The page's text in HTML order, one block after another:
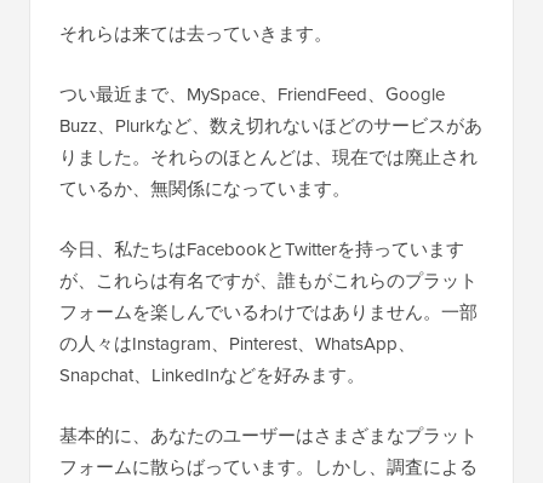
それらは来ては去っていきます。
つい最近まで、MySpace、FriendFeed、Google
Buzz、Plurkなど、数え切れないほどのサービスがあ
りました。それらのほとんどは、現在では廃止され
ているか、無関係になっています。
今日、私たちはFacebookとTwitterを持っています
が、これらは有名ですが、誰もがこれらのプラット
フォームを楽しんでいるわけではありません。一部
の人々はInstagram、Pinterest、WhatsApp、
Snapchat、LinkedInなどを好みます。
基本的に、あなたのユーザーはさまざまなプラット
フォームに散らばっています。しかし、調査による